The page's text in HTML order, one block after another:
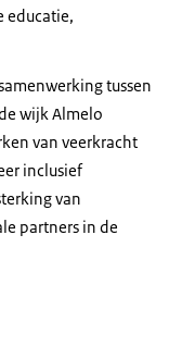
educatie,
tussen
wijk Almelo
van veerkracht
inclusief
van
partners in de